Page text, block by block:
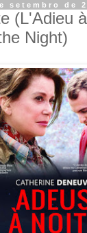
setembro de
(L'Adieu
Night)